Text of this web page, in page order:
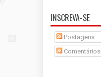
INSCREVA-SE
Postagens
Comentários